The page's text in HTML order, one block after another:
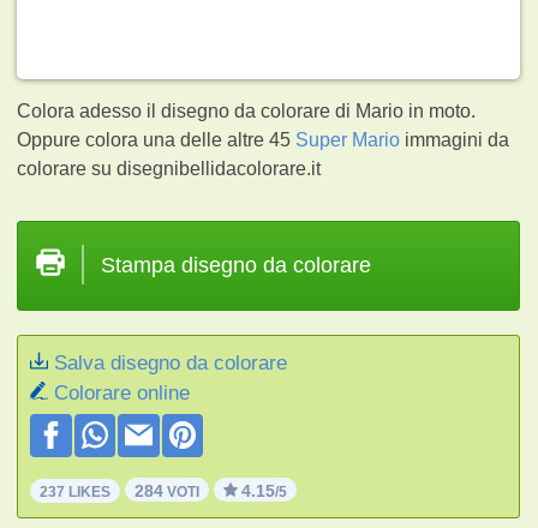
Colora adesso il disegno da colorare di Mario in moto.
Oppure colora una delle altre 45 Super Mario immagini da
colorare su disegnibellidacolorare.it
Stampa disegno da colorare
Salva disegno da colorare
Colorare online
237 LIKES 284 VOTI 4.15/5